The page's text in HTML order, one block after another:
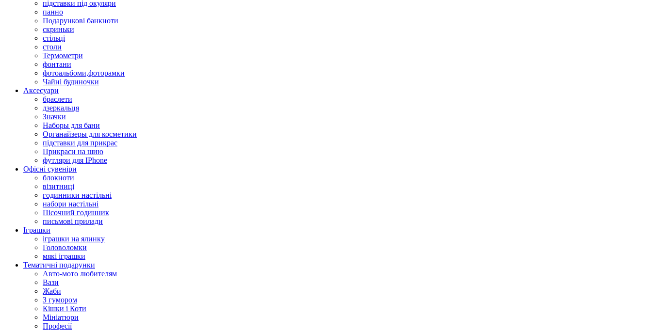
підставки під окуляри
панно
Подарункові банкноти
скриньки
стільці
столи
Термометри
фонтани
фотоальбоми,фоторамки
Чайні будиночки
Аксесуари
браслети
дзеркальця
Значки
Наборы для бани
Органайзеры для косметики
підставки для прикрас
Прикраси на шию
футляри для IPhone
Офісні сувеніри
блокноти
візитниці
годинники настільні
набори настільні
Пісочний годинник
письмові прилади
Іграшки
іграшки на ялинку
Головоломки
мякі іграшки
Тематичні подарунки
Авто-мото любителям
Вази
Жаби
З гумором
Кішки і Коти
Мініатюри
Професії